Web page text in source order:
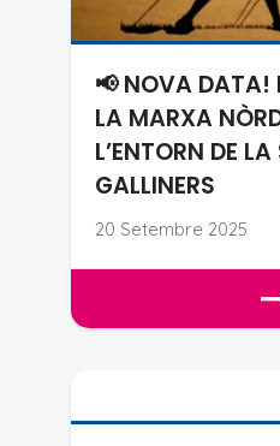
📢 NOVA DATA!
LA MARXA
L’ENTORN DE LA
GALLINERS
20 Setembre 2025